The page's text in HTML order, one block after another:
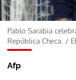
Pablo Sarabia
República Checa. /
Afp